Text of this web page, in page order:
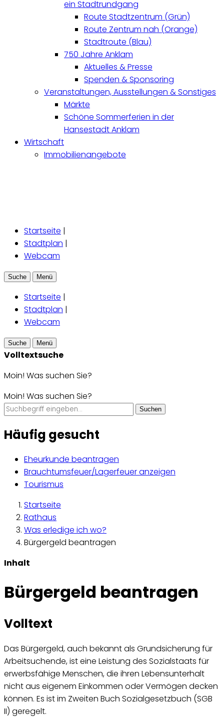
ein Stadtrundgang
Route Stadtzentrum (Grün)
Route Zentrum nah (Orange)
Stadtroute (Blau)
750 Jahre Anklam
Aktuelles & Presse
Spenden & Sponsoring
Veranstaltungen, Ausstellungen & Sonstiges
Märkte
Schöne Sommerferien in der
Hansestadt Anklam
Wirtschaft
Immobilienangebote
Startseite |
Stadtplan |
Webcam
Suche Menü
Startseite |
Stadtplan |
Webcam
Suche Menü
Volltextsuche
Moin! Was suchen Sie?
Moin! Was suchen Sie?
Suchen
Häufig gesucht
Eheurkunde beantragen
Brauchtumsfeuer/Lagerfeuer anzeigen
Tourismus
Startseite
Rathaus
Was erledige ich wo?
Bürgergeld beantragen
Inhalt
Bürgergeld beantragen
Volltext
Das Bürgergeld, auch bekannt als Grundsicherung für
Arbeitsuchende, ist eine Leistung des Sozialstaats für
erwerbsfähige Menschen, die ihren Lebensunterhalt
nicht aus eigenem Einkommen oder Vermögen decken
können. Es ist im Zweiten Buch Sozialgesetzbuch (SGB
II) geregelt.